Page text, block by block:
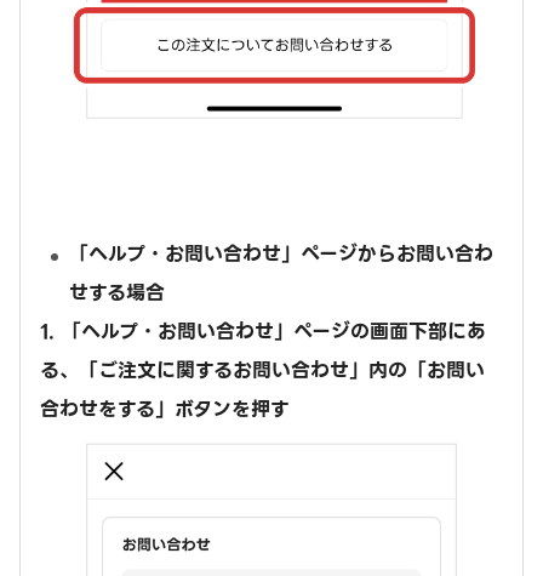
「ヘルプ・お問い合わせ」ページからお問い合わ
せする場合
1. 「ヘルプ・お問い合わせ」ページの画面下部にあ
る、「ご注文に関するお問い合わせ」内の「お問い
合わせをする」ボタンを押す